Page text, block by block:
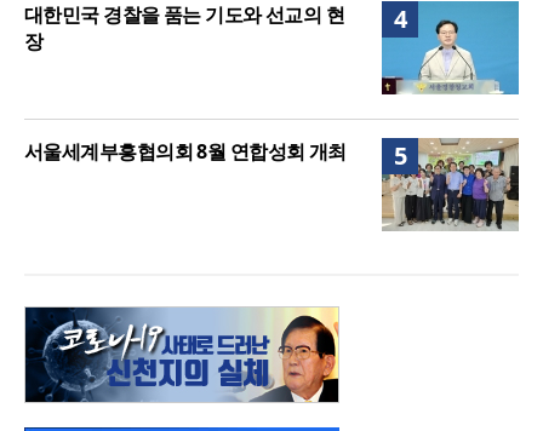
4
대한민국 경찰을 품는 기도와 선교의 현
장
5
서울세계부흥협의회 8월 연합성회 개최